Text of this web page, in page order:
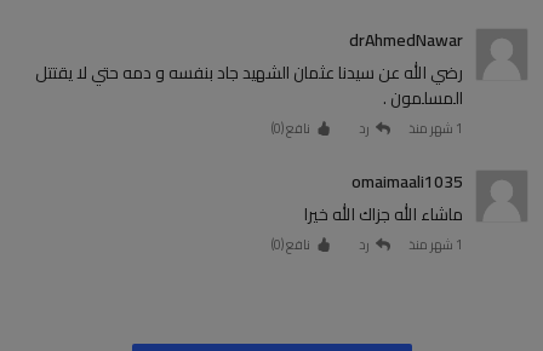
drAhmedNawar
رضي الله عن سيدنا عثمان الشهيد جاد بنفسه و دمه حتي لا يقتتل
المسلمون .
1 شهر منذ رد نافع (0
)
omaimaali1035
ماشاء الله جزاك الله خيرا
1 شهر منذ رد نافع (0
)